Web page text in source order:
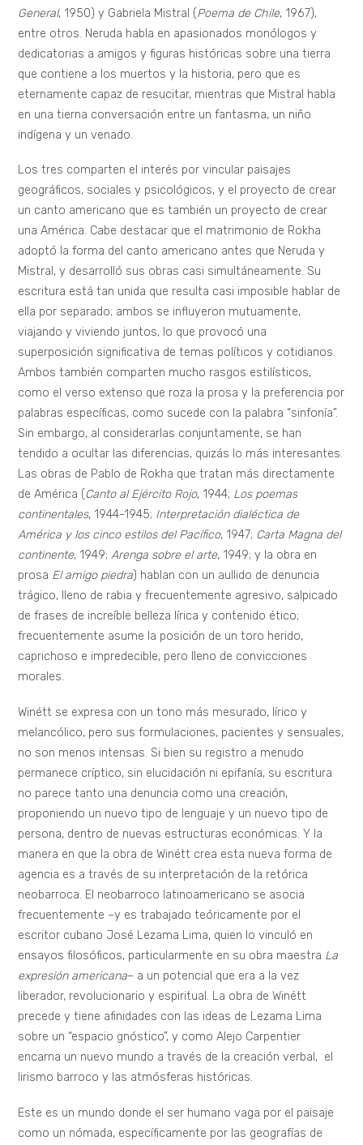
General, 1950) y Gabriela Mistral (Poema de Chile, 1967),
entre otros. Neruda habla en apasionados monólogos y
dedicatorias a amigos y figuras históricas sobre una tierra
que contiene a los muertos y la historia, pero que es
eternamente capaz de resucitar, mientras que Mistral habla
en una tierna conversación entre un fantasma, un niño
indígena y un venado.
Los tres comparten el interés por vincular paisajes
geográficos, sociales y psicológicos, y el proyecto de crear
un canto americano que es también un proyecto de crear
una América. Cabe destacar que el matrimonio de Rokha
adoptó la forma del canto americano antes que Neruda y
Mistral, y desarrolló sus obras casi simultáneamente. Su
escritura está tan unida que resulta casi imposible hablar de
ella por separado; ambos se influyeron mutuamente,
viajando y viviendo juntos, lo que provocó una
superposición significativa de temas políticos y cotidianos.
Ambos también comparten mucho rasgos estilísticos,
como el verso extenso que roza la prosa y la preferencia por
palabras específicas, como sucede con la palabra “sinfonía”.
Sin embargo, al considerarlas conjuntamente, se han
tendido a ocultar las diferencias, quizás lo más interesantes.
Las obras de Pablo de Rokha que tratan más directamente
de América (Canto al Ejército Rojo, 1944; Los poemas
continentales, 1944-1945; Interpretación dialéctica de
América y los cinco estilos del Pacífico, 1947; Carta Magna del
continente, 1949;Arenga sobre el arte, 1949; y la obra en
prosa El amigo piedra) hablan con un aullido de denuncia
trágico, lleno de rabia y frecuentemente agresivo, salpicado
de frases de increíble belleza lírica y contenido ético;
frecuentemente asume la posición de un toro herido,
caprichoso e impredecible, pero lleno de convicciones
morales.
Winétt se expresa con un tono más mesurado, lírico y
melancólico, pero sus formulaciones, pacientes y sensuales,
no son menos intensas. Si bien su registro a menudo
permanece críptico, sin elucidación ni epifanía, su escritura
no parece tanto una denuncia como una creación,
proponiendo un nuevo tipo de lenguaje y un nuevo tipo de
persona, dentro de nuevas estructuras económicas. Y la
manera en que la obra de Winétt crea esta nueva forma de
agencia es a través de su interpretación de la retórica
neobarroca. El neobarroco latinoamericano se asocia
frecuentemente –y es trabajado teóricamente por el
escritor cubano José Lezama Lima, quien lo vinculó en
ensayos filosóficos, particularmente en su obra maestra La
expresión americana– a un potencial que era a la vez
liberador, revolucionario y espiritual. La obra de Winétt
precede y tiene afinidades con las ideas de Lezama Lima
sobre un “espacio gnóstico”, y como Alejo Carpentier
encarna un nuevo mundo a través de la creación verbal, el
lirismo barroco y las atmósferas históricas.
Este es un mundo donde el ser humano vaga por el paisaje
como un nómada, específicamente por las geografías de